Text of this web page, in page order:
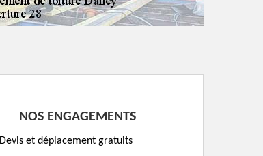
NOS ENGAGEMENTS
Devis et déplacement gratuits